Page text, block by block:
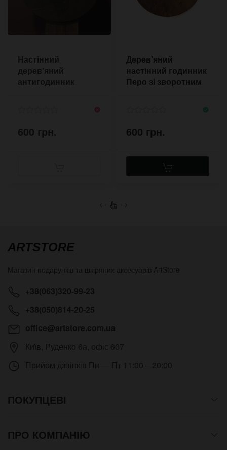
Настінний
дерев'яний
антигодинник
600 грн.
Дерев'яний
настінний годинник
Перо зі зворотним
600 грн.
← →
ARTSTORE
ПОКУПЦЕВІ
ПРО КОМПАНІЮ